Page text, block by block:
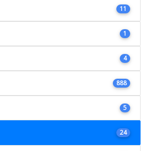
11
1
4
888
5
24